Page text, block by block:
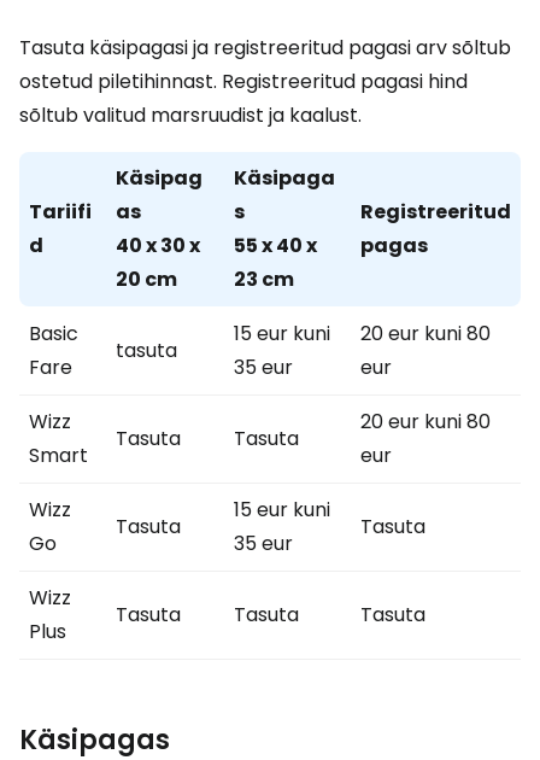
Tasuta käsipagasi ja registreeritud pagasi arv sõltub
ostetud piletihinnast. Registreeritud pagasi hind
sõltub valitud marsruudist ja kaalust.
Tariifi
d
Käsipag
as
40 x 30 x
20 cm
Käsipaga
s
55 x 40 x
23 cm
Registreeritud
pagas
Basic
Fare
tasuta
15 eur kuni
35 eur
20 eur kuni 80
eur
Wizz
Smart
Tasuta Tasuta
20 eur kuni 80
eur
Wizz
Go
Tasuta
15 eur kuni
35 eur
Tasuta
Wizz
Plus
Tasuta Tasuta Tasuta
Käsipagas